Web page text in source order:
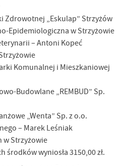
Zdrowotnej „Eskulap” Strzyżów
Epidemiologiczna w Strzyżowie
– Antoni Kopeć
Komunalnej i Mieszkaniowej
Budowlane „REMBUD” Sp.
„Wenta” Sp. z o.o.
– Marek Leśniak
w Strzyżowie
środków wyniosła 3150,00 zł.